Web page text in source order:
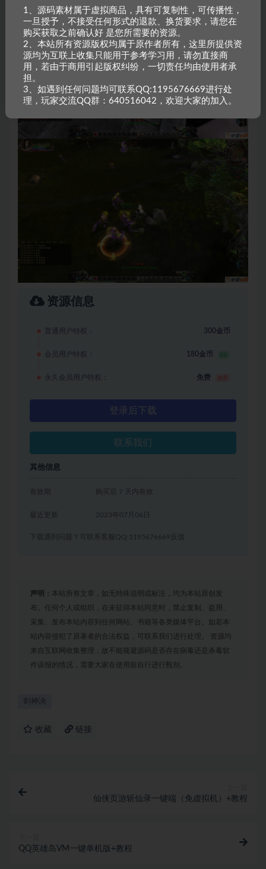
资源信息
普通用户特权： 300金币
会员用户特权： 180金币 6折
永久会员用户特权： 免费
登录后下载
联系我们
其他信息
有效期 购买后 7 天内有效
2023年07月06日
下载遇到问题？可联系客服QQ:1195676669反馈
声明： 本站所有文章，如无特殊说明或标注，均为本站原创发
布。任何个人或组织，在未征得本站同意时，禁止复制、盗用、
采集、发布本站内容到任何网站、书籍等各类媒体平台。如若本
站内容侵犯了原著者的合法权益，可联系我们进行处理。 资源均
来自互联网收集整理，故不能规避源码是否存在病毒还是杀毒软
件误报的情况，需要大家在使用前自行进行甄别。
剑神决
收藏 链接
仙侠页游斩仙录一键端（免虚拟机）+教程
QQ英雄岛VM一键单机版+教程
1、源码素材属于虚拟商品，具有可复制性，可传播性，
一旦授予，不接受任何形式的退款、换货要求，请您在
购买获取之前确认好 是您所需要的资源。
2、本站所有资源版权均属于原作者所有，这里所提供资
源均为互联上收集只能用于参考学习用，请勿直接商
用，若由于商用引起版权纠纷，一切责任均由使用者承
担。
3、如遇到任何问题均可联系QQ:1195676669进行处
理，玩家交流QQ群：640516042，欢迎大家的加入。